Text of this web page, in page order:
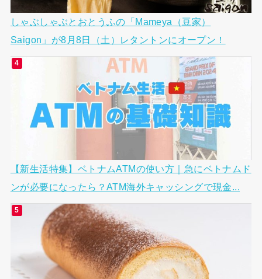
しゃぶしゃぶとおとうふの「Mameya（豆家）
Saigon」が8月8日（土）レタントンにオープン！
【新生活特集】ベトナムATMの使い方｜急にベトナムド
ンが必要になったら？ATM海外キャッシングで現金...